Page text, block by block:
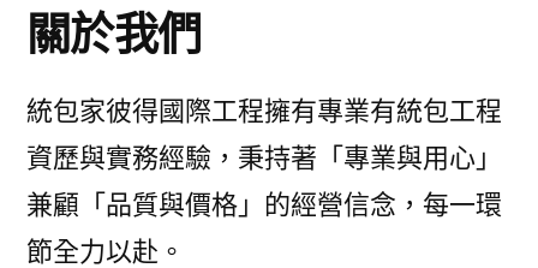
關於我們
統包家彼得國際工程擁有專業有統包工程
資歷與實務經驗，秉持著「專業與用心」
兼顧「品質與價格」的經營信念，每一環
節全力以赴。